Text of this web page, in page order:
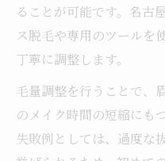
ることが可能です。名古
ス脱毛や専用のツールを
丁寧に調整します。
毛量調整を行うことで、
のメイク時間の短縮にも
失敗例としては、過度な